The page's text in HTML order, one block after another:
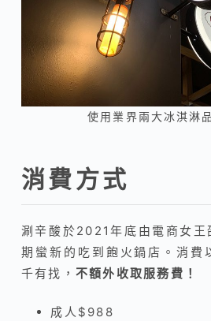
使用業界兩大冰淇淋
消費方式
涮辛酸於2021年底由電商女王
期蠻新的吃到飽火鍋店。消費
千有找， 不額外收取服務費！
成人$988